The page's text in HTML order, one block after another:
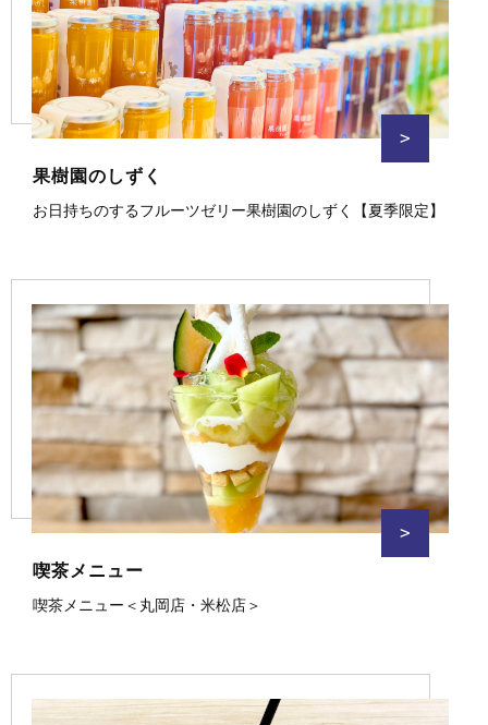
>
果樹園のしずく
お日持ちのするフルーツゼリー果樹園のしずく【夏季限定】
>
喫茶メニュー
喫茶メニュー＜丸岡店・米松店＞